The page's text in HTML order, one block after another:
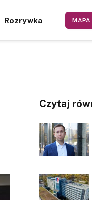
Rozrywka MAPA
Czytaj